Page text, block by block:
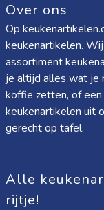
Over ons
Op
keukenartikelen.
assortiment
je altijd alles wat je
koffie zetten, of
keukenartikelen uit
gerecht op tafel.
Alle
rijtje!